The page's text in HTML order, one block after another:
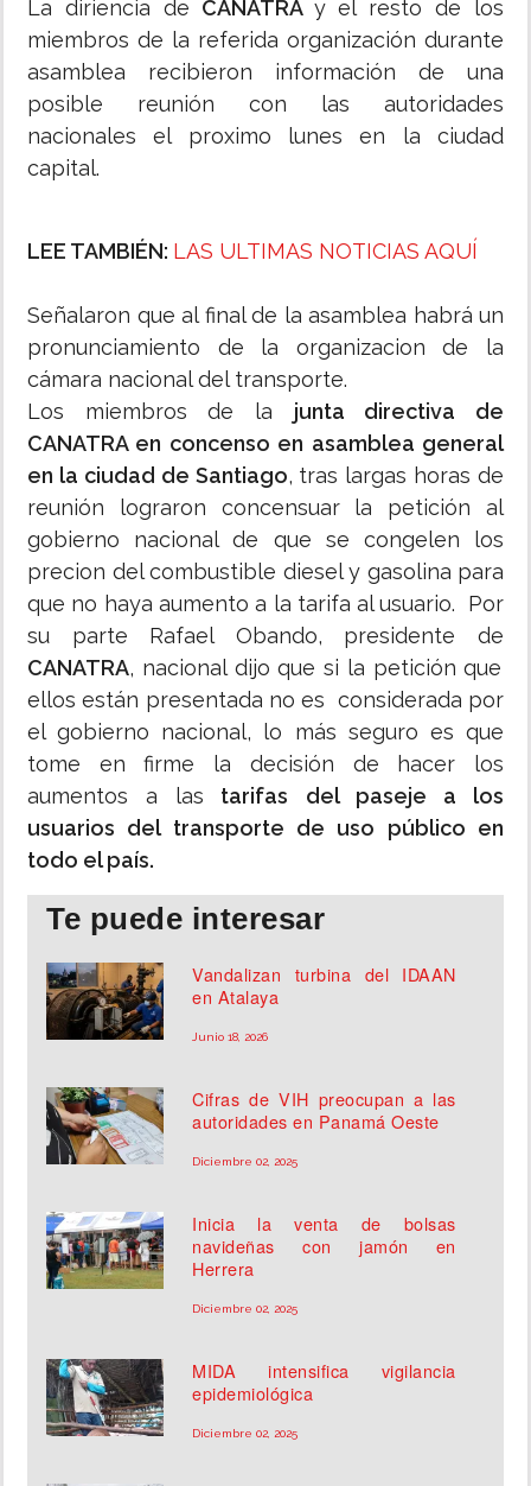
La diriencia de CANATRA y el resto de los
miembros de la referida organización durante
asamblea recibieron información de una
posible reunión con las autoridades
nacionales el proximo lunes en la ciudad
capital.
LEE TAMBIÉN: LAS ULTIMAS NOTICIAS AQUÍ
Señalaron que al final de la asamblea habrá un
pronunciamiento de la organizacion de la
cámara nacional del transporte.
Los miembros de la junta directiva de
CANATRA en concenso en asamblea general
en la ciudad de Santiago, tras largas horas de
reunión lograron concensuar la petición al
gobierno nacional de que se congelen los
precion del combustible diesel y gasolina para
que no haya aumento a la tarifa al usuario. Por
su parte Rafael Obando, presidente de
CANATRA, nacional dijo que si la petición que
ellos están presentada no es considerada por
el gobierno nacional, lo más seguro es que
tome en firme la decisión de hacer los
aumentos a las tarifas del paseje a los
usuarios del transporte de uso público en
todo el país.
Te puede interesar
Vandalizan turbina del IDAAN
en Atalaya
Junio 18, 2026
Cifras de VIH preocupan a las
autoridades en Panamá Oeste
Diciembre 02, 2025
Inicia la venta de bolsas
navideñas con jamón en
Herrera
Diciembre 02, 2025
MIDA intensifica vigilancia
epidemiológica
Diciembre 02, 2025